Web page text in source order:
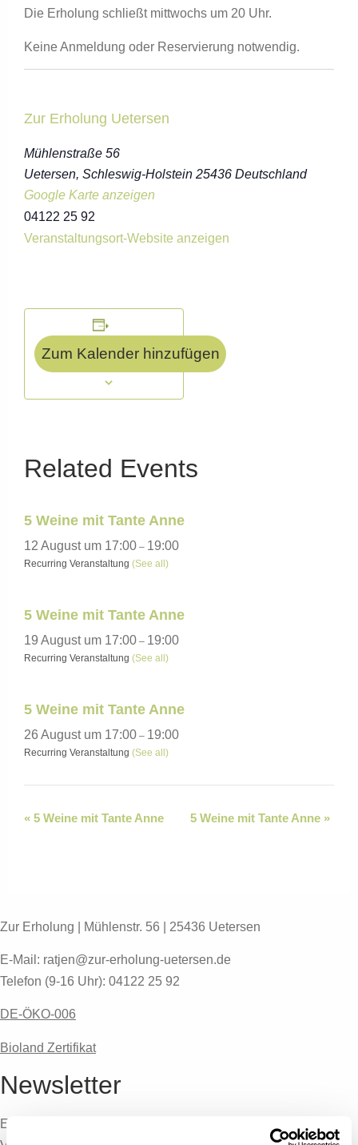
Die Erholung schließt mittwochs um 20 Uhr.
Keine Anmeldung oder Reservierung notwendig.
Zur Erholung Uetersen
Mühlenstraße 56
Uetersen, Schleswig-Holstein 25436 Deutschland
Google Karte anzeigen
04122 25 92
Veranstaltungsort-Website anzeigen
Zum Kalender hinzufügen
Related Events
5 Weine mit Tante Anne
12 August um 17:00 – 19:00
Recurring Veranstaltung (See all)
5 Weine mit Tante Anne
19 August um 17:00 – 19:00
Recurring Veranstaltung (See all)
5 Weine mit Tante Anne
26 August um 17:00 – 19:00
Recurring Veranstaltung (See all)
Veranstaltung Navigation
« 5 Weine mit Tante Anne 5 Weine mit Tante Anne »
Zur Erholung | Mühlenstr. 56 | 25436 Uetersen
E-Mail: ratjen@zur-erholung-uetersen.de
Telefon (9-16 Uhr): 04122 25 92
DE-ÖKO-006
Bioland Zertifikat
Newsletter
Erfahre jeden Monat von den neuesten Menüs,